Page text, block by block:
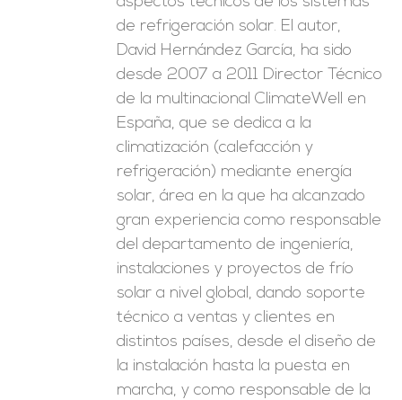
de refrigeración solar. El autor,
David Hernández García, ha sido
desde 2007 a 2011 Director Técnico
de la multinacional ClimateWell en
España, que se dedica a la
climatización (calefacción y
refrigeración) mediante energía
solar, área en la que ha alcanzado
gran experiencia como responsable
del departamento de ingeniería,
instalaciones y proyectos de frío
solar a nivel global, dando soporte
técnico a ventas y clientes en
distintos países, desde el diseño de
la instalación hasta la puesta en
marcha, y como responsable de la